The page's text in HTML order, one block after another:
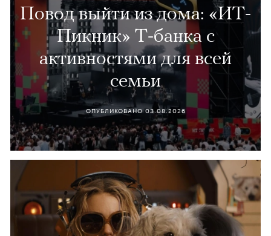
Повод выйти из дома: «ИТ-
Пикник» Т-банка с
активностями для всей
семьи
ОПУБЛИКОВАНО03.08.2026